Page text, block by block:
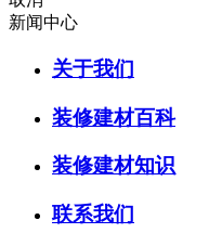
新闻中心
关于我们
装修建材百科
装修建材知识
联系我们